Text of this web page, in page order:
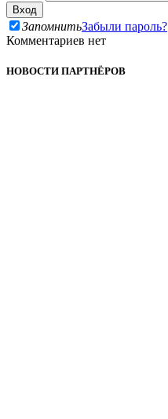
ЗапомнитьЗабыли пароль?
Комментариев нет
НОВОСТИ ПАРТНЁРОВ